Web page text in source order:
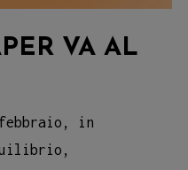
VA AL
in